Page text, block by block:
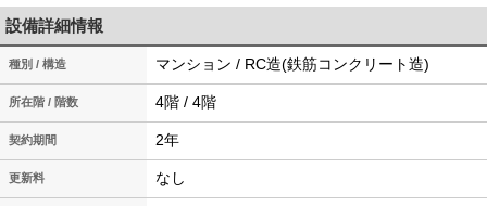
設備詳細情報
種別 / 構造 マンション / RC造(鉄筋コンクリート造)
所在階 / 階数 4階 / 4階
契約期間 2年
更新料 なし